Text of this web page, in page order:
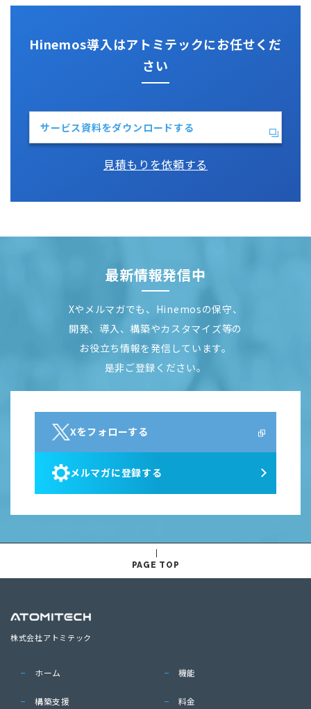
Hinemos導入はアトミテックにお任せくだ
さい
サービス資料をダウンロードする
見積もりを依頼する
最新情報発信中
Xやメルマガでも、Hinemosの保守、
開発、導入、構築やカスタマイズ等の
お役立ち情報を発信しています。
是非ご登録ください。
Xをフォローする
メルマガに登録する
PAGE TOP
株式会社アトミテック
ホーム 機能
構築支援 料金